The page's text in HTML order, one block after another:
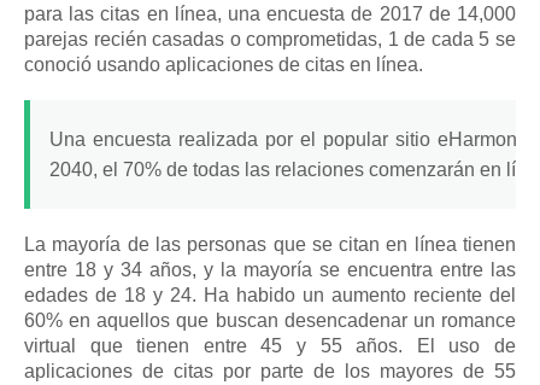
para las citas en línea, una encuesta de 2017 de 14,000
parejas recién casadas o comprometidas, 1 de cada 5 se
conoció usando aplicaciones de citas en línea.
Una encuesta realizada por el popular sitio eHarmony
2040, el 70% de todas las relaciones comenzarán en
La mayoría de las personas que se citan en línea tienen
entre 18 y 34 años, y la mayoría se encuentra entre las
edades de 18 y 24. Ha habido un aumento reciente del
60% en aquellos que buscan desencadenar un romance
virtual que tienen entre 45 y 55 años. El uso de
aplicaciones de citas por parte de los mayores de 55